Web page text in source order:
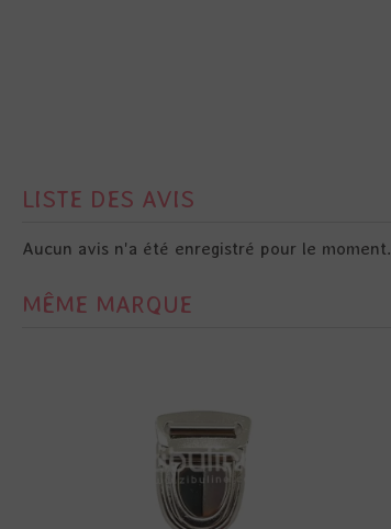
LISTE DES AVIS
Aucun avis n'a été enregistré pour le moment.
MÊME MARQUE